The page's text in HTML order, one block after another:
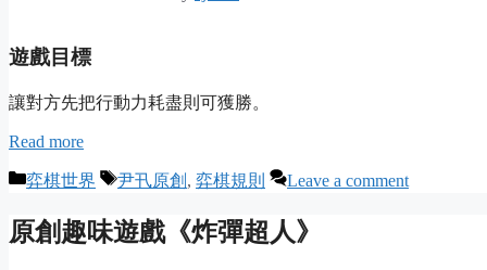
遊戲目標
讓對方先把行動力耗盡則可獲勝。
Read more
Categories
弈棋世界 Tags
尹卂原創 , 弈棋規則 Leave a comment
原創趣味遊戲《炸彈超人》